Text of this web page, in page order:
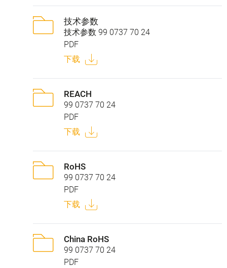
技术参数
技术参数 99 0737 70 24
PDF
下载
REACH
99 0737 70 24
PDF
下载
RoHS
99 0737 70 24
PDF
下载
China RoHS
99 0737 70 24
PDF